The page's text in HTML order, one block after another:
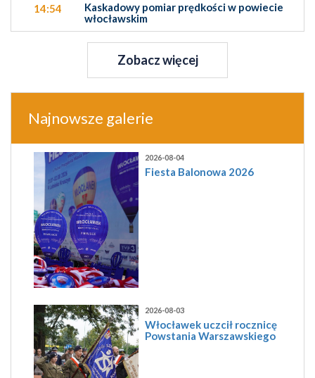
14:54
Kaskadowy pomiar prędkości w powiecie
włocławskim
Zobacz więcej
Najnowsze galerie
2026-08-04
Fiesta Balonowa 2026
2026-08-03
Włocławek uczcił rocznicę
Powstania Warszawskiego